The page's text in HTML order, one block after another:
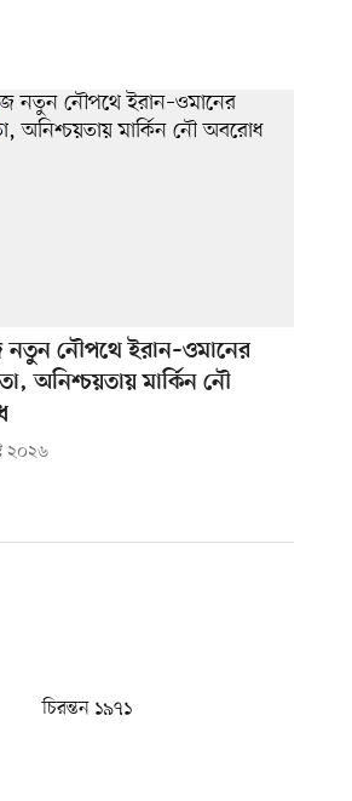
নতুন নৌপথে ইরান–ওমানের
অনিশ্চয়তায় মার্কিন নৌ
২০২৬
চিরন্তন ১৯৭১